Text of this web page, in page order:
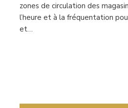
zones de circulation des
l’heure et à la fréquentation
et…